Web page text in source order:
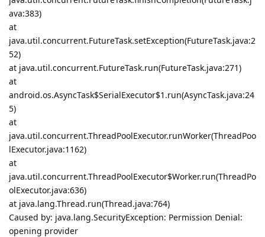
ava:383)
at
java.util.concurrent.FutureTask.setException(FutureTask.java:2
52)
at java.util.concurrent.FutureTask.run(FutureTask.java:271)
at
android.os.AsyncTask$SerialExecutor$1.run(AsyncTask.java:24
5)
at
java.util.concurrent.ThreadPoolExecutor.runWorker(ThreadPoo
lExecutor.java:1162)
at
java.util.concurrent.ThreadPoolExecutor$Worker.run(ThreadPo
olExecutor.java:636)
at java.lang.Thread.run(Thread.java:764)
Caused by: java.lang.SecurityException: Permission Denial:
opening provider